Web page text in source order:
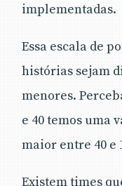
implementadas.
Essa escala de
histórias sejam
menores.
e 40 temos uma
maior entre 40 e
Existem times